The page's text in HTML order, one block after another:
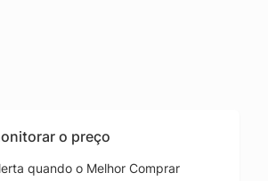
o preço
quando o Melhor Comprar